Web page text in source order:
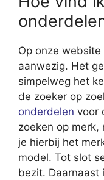
Op onze
aanwezig. Het
simpelweg het
de zoeker op
onderdelen voor
zoeken op merk,
je hierbij het
model. Tot slot
bezit. Daarnaast